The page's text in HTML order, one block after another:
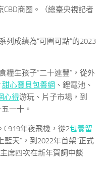
商圈。（總臺央視記者
列成績為“可圈可點”的2023
糧生孩子“二十連豐”，從外
甜心寶貝包養網 、鋰電池、
心得游玩、片子市場，到
一十。
C919年夜飛機，從2包養留
藍天”，到2022年首架“正式
席四次在新年賀詞中談